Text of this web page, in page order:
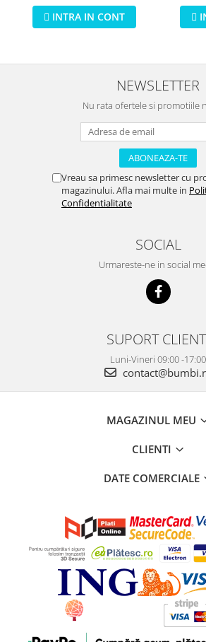
INTRA IN CONT
NEWSLETTER
Nu rata ofertele si promotiile
Vreau sa primesc newsletter cu
magazinului. Afla mai multe in
Confidentialitate
SOCIAL
Urmareste-ne in social
SUPORT
Luni-Vineri 09:00 -17:00
MAGAZINUL MEU
CLIENTI
DATE COMERCIALE